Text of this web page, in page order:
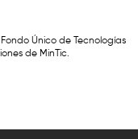
Único de Tecnologías
de MinTic.